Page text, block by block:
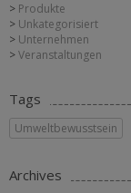
Produkte
Unkategorisiert
Unternehmen
Veranstaltungen
Tags
Umweltbewusstsein
Archives